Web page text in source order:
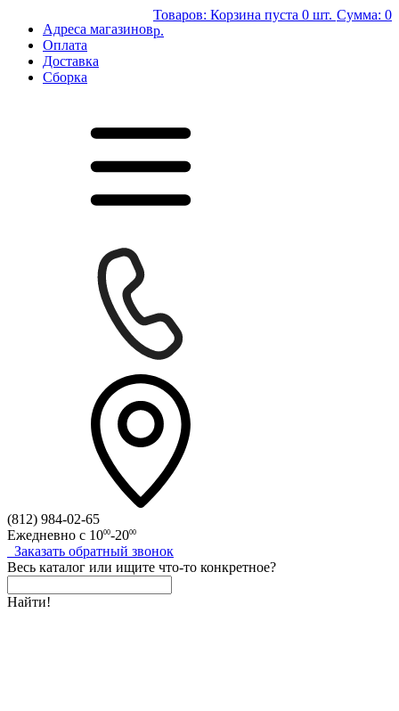
Адреса магазинов
Оплата
Доставка
Сборка
Товаров: Корзина пуста 0 шт. Сумма: 0
р.
(812) 984-02-65
Ежедневно с 1000-2000
Заказать обратный звонок
Весь каталог или ищите что-то конкретное?
Найти!